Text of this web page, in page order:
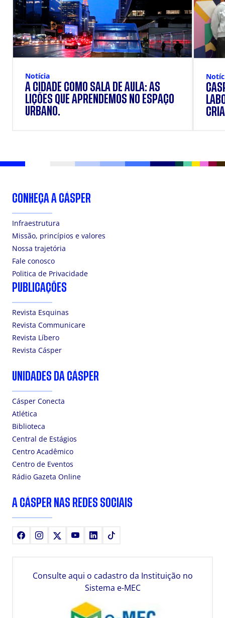
Notícia
A CIDADE COMO SALA DE AULA: AS
LIÇÕES QUE APRENDEMOS NO ESPAÇO
URBANO.
CONHEÇA A CÁSPER
Infraestrutura
Missão, princípios e valores
Nossa trajetória
Fale conosco
Politica de Privacidade
PUBLICAÇÕES
Revista Esquinas
Revista Communicare
Revista Líbero
Revista Cásper
UNIDADES DA CÁSPER
Cásper Conecta
Atlética
Biblioteca
Central de Estágios
Centro Acadêmico
Centro de Eventos
Rádio Gazeta Online
A CÁSPER NAS REDES SOCIAIS
FacebookInstagram YoutubeLinkedIn
Consulte aqui o cadastro da Instituição no
Sistema e-MEC